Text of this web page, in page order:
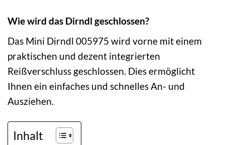
Wie wird das Dirndl geschlossen?
Das Mini Dirndl 005975 wird vorne mit einem
praktischen und dezent integrierten
Reißverschluss geschlossen. Dies ermöglicht
Ihnen ein einfaches und schnelles An- und
Ausziehen.
Inhalt